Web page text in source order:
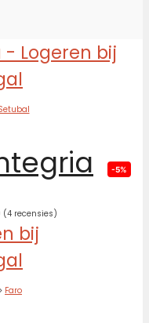
-5%
(4 recensies)
> Faro